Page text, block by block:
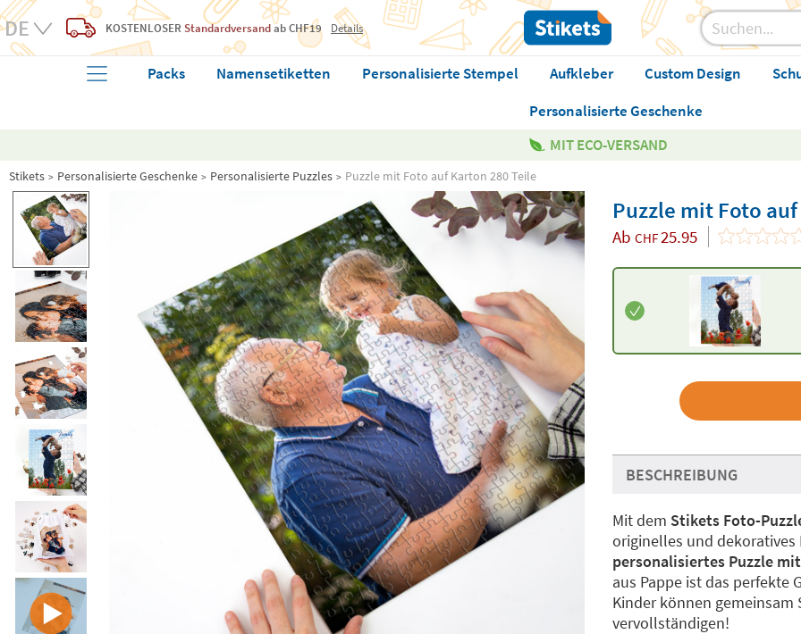
KOSTENLOSER Standardversandab CHF19 Details
Packs Namensetiketten Personalisierte Stempel Aufkleber Custom Design
Personalisierte Geschenke
MIT ECO-VERSAND
Stikets Personalisierte Geschenke Personalisierte Puzzles Puzzle mit Foto auf Karton 280 Teile
Puzzle mit Foto
Ab CHF25.95
BESCHREIBUNG
Mit dem Stikets Foto-
originelles und
personalisiertes Puzzle
aus Pappe ist das perfekte
Kinder können gemeinsam
vervollständigen!